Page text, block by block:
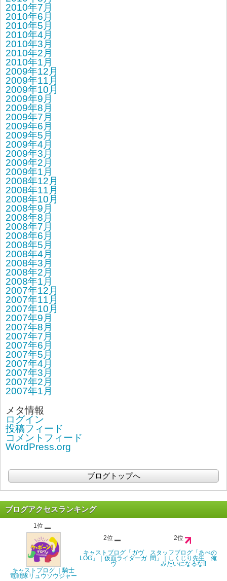
2010年7月
2010年6月
2010年5月
2010年4月
2010年3月
2010年2月
2010年1月
2009年12月
2009年11月
2009年10月
2009年9月
2009年8月
2009年7月
2009年6月
2009年5月
2009年4月
2009年3月
2009年2月
2009年1月
2008年12月
2008年11月
2008年10月
2008年9月
2008年8月
2008年7月
2008年6月
2008年5月
2008年4月
2008年3月
2008年2月
2008年1月
2007年12月
2007年11月
2007年10月
2007年9月
2007年8月
2007年7月
2007年6月
2007年5月
2007年4月
2007年3月
2007年2月
2007年1月
メタ情報
ログイン
投稿フィード
コメントフィード
WordPress.org
ブログトップへ
ブログアクセスランキング
1位
キャストブログ ｜騎士
竜戦隊リュウソウジャー
2位
キャストブログ「ガヴ
LOG」｜仮面ライダーガ
ヴ
2位
スタッフブログ「あべの
間」｜しくじり先生 俺
みたいになるな!!